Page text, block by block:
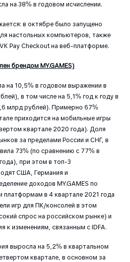
на 38% в годовом исчислении.
в октябре было запущено
настольных компьютеров, также
Pay Checkout на веб-платформе.
брендом MY.GAMES)
на 10,5% в годовом выражении в
в том числе на 5,1% год к году в
млрд рублей). Примерно 67%
приходится на мобильные игры
квартале 2020 года). Доля
за пределами России и СНГ, в
73% (по сравнению с 77% в
при этом в топ-3
США, Германия и
доходов MY.GAMES по
платформам в 4 квартале 2021 года
игр для ПК/консолей в этом
спрос на российском рынке) и
к изменениям, связанным с IDFA.
выросла на 5,2% в квартальном
квартале, в основном за